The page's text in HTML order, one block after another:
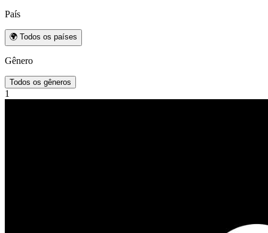
País
🌍 Todos os países
Gênero
Todos os gêneros
1